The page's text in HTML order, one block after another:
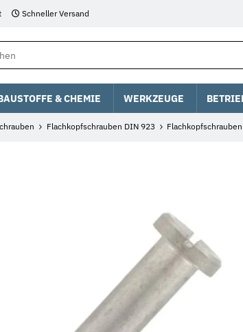
Schneller Versand
& CHEMIE WERKZEUGE
Flachkopfschrauben DIN 923